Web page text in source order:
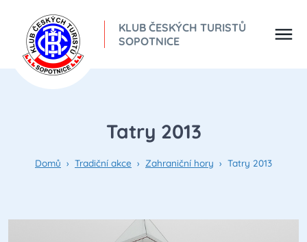
KLUB ČESKÝCH TURISTŮ
SOPOTNICE
Tatry 2013
Domů › Tradiční akce › Zahraniční hory › Tatry 2013